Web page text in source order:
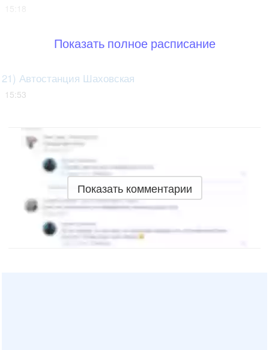
Показать полное расписание
21) Автостанция Шаховская
15:53
Показать комментарии